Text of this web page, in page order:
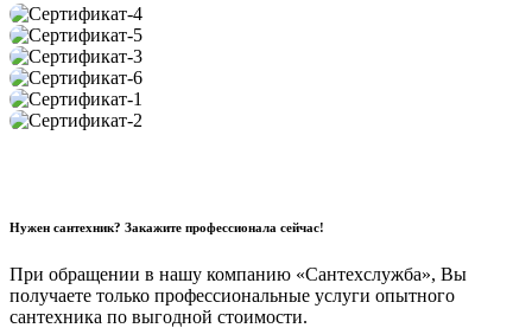
Нужен сантехник? Закажите профессионала сейчас!
При обращении в нашу компанию «Сантехслужба», Вы
получаете только профессиональные услуги опытного
сантехника по выгодной стоимости.